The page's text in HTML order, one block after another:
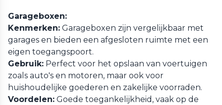
Garageboxen:
Kenmerken: Garageboxen zijn vergelijkbaar met
garages en bieden een afgesloten ruimte met een
eigen toegangspoort.
Gebruik: Perfect voor het opslaan van voertuigen
zoals auto's en motoren, maar ook voor
huishoudelijke goederen en zakelijke voorraden.
Voordelen: Goede toegankelijkheid, vaak op de